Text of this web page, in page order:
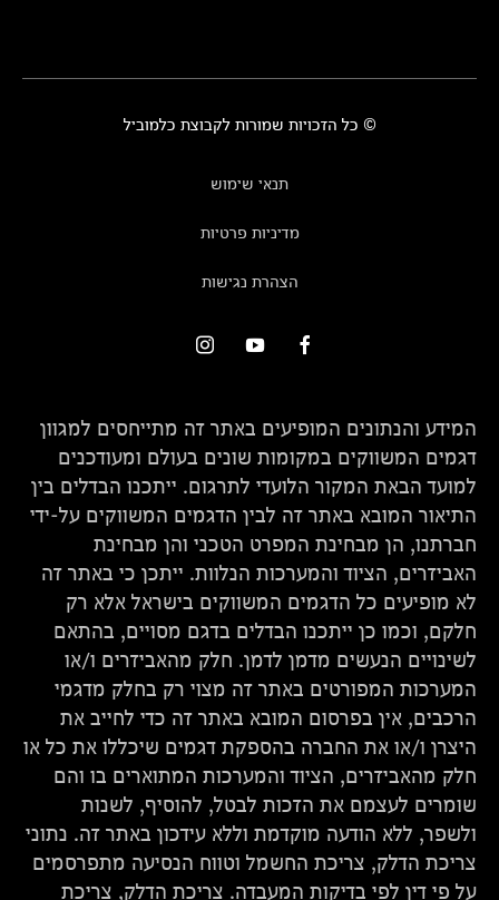
© כל הזכויות שמורות לקבוצת כלמוביל
תנאי שימוש
מדיניות פרטיות
הצהרת נגישות
המידע והנתונים המופיעים באתר זה מתייחסים למגוון
דגמים המשווקים במקומות שונים בעולם ומעודכנים
למועד הבאת המקור הלועדי לתרגום. ייתכנו הבדלים בין
התיאור המובא באתר זה לבין הדגמים המשווקים על-ידי
חברתנו, הן מבחינת המפרט הטכני והן מבחינת
האביזרים, הציוד והמערכות הנלוות. ייתכן כי באתר זה
לא מופיעים כל הדגמים המשווקים בישראל אלא רק
חלקם, וכמו כן ייתכנו הבדלים בדגם מסויים, בהתאם
לשינויים הנעשים מדמן לדמן. חלק מהאביזרים ו/או
המערכות המפורטים באתר זה מצוי רק בחלק מדגמי
הרכבים, אין בפרסום המובא באתר זה כדי לחייב את
היצרן ו/או את החברה בהספקת דגמים שיכללו את כל או
חלק מהאביזרים, הציוד והמערכות המתוארים בו והם
שומרים לעצמם את הזכות לבטל, להוסיף, לשנות
ולשפר, ללא הודעה מוקדמת וללא עידכון באתר זה. נתוני
צריכת הדלק, צריכת החשמל וטווח הנסיעה מתפרסמים
על פי דין לפי בדיקות המעבדה. צריכת הדלק, צריכת